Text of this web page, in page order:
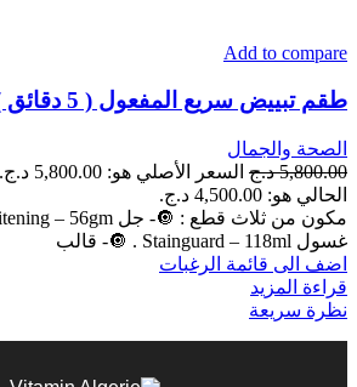
Add to compare
طقم تبييض سريع المفعول ( 5 دقائق )
الصحة والجمال
5,800.00 د.ج السعر الأصلي هو: 5,800.00 د.ج.
الحالي هو: 4,500.00 د.ج.
غسول Stainguard – 118ml . 🔘- قالب
اضف الى قائمة الرغبات
قراءة المزيد
نظرة سريعة